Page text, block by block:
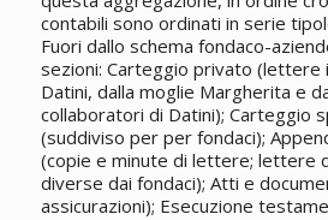
contabili sono ordinati in serie
Fuori dallo schema fondaco-
sezioni: Carteggio privato (lettere
Datini, dalla moglie Margherita e
collaboratori di Datini); Carteggio
(suddiviso per per fondaci);
(copie e minute di lettere; lettere
diverse dai fondaci); Atti e
assicurazioni); Esecuzione